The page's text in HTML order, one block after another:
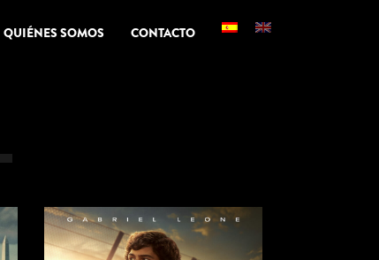
QUIÉNES SOMOS CONTACTO